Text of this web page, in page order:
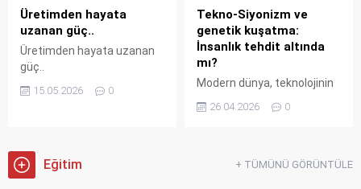
sağlayarak sektör
temsilcileriyle bir araya
geldi. Başkan Ünlüer’e
programda Zonguldak
Ticaret ve Sanayi Odası
Yönetim Kurulu...
Şeker’in girişimiyle açtı. 16
Mayıs Cumartesi günü,
Düzce ve Ereğli’den siyaset
ve ticaret dünyasının
Üretimden hayata
uzanan güç..
Üretimden hayata uzanan
güç..
15.05.2026 0
Tekno-Siyonizm ve
genetik kuşatma:
İnsanlık tehdit altında
mı?
Modern dünya, teknolojinin
sunduğu imkanların
ötesinde, insanlığın
karşı karşıya.
26.04.2026 0
Eğitim + TÜMÜNÜ GÖRÜNTÜLE